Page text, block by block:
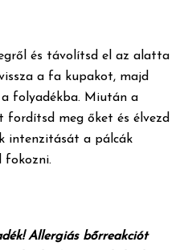
és távolítsd el az alatta
a fa kupakot, majd
folyadékba. Miután a
fordítsd meg őket és élvezd
intenzitását a pálcák
fokozni.
Allergiás bőrreakciót